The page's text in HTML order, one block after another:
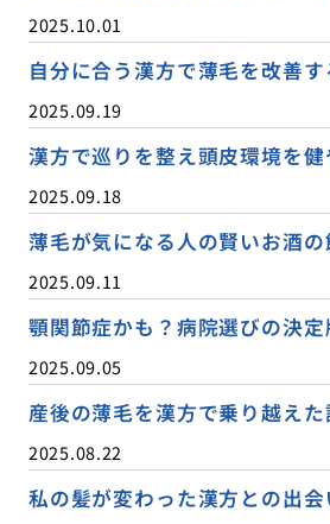
2025.10.01
自分に合う漢方で薄毛を改善す
2025.09.19
漢方で巡りを整え頭皮環境を健
2025.09.18
薄毛が気になる人の賢いお酒の
2025.09.11
顎関節症かも？病院選びの決定
2025.09.05
産後の薄毛を漢方で乗り越えた
2025.08.22
私の髪が変わった漢方との出会